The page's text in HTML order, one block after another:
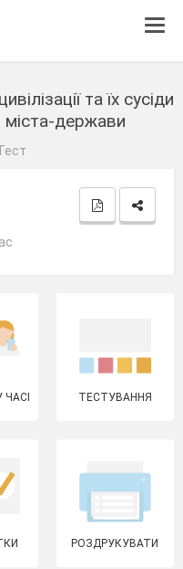
та їх сусіди
міста-держави
ТЕСТУВАННЯ
РОЗДРУКУВАТИ